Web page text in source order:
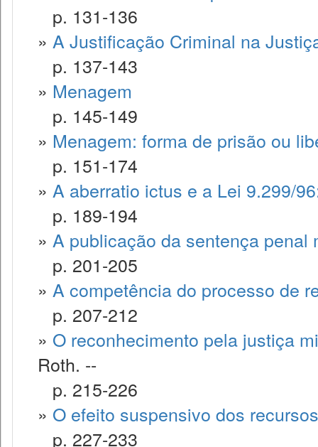
p. 131-136
» A Justificação Criminal na
p. 137-143
» Menagem
p. 145-149
» Menagem: forma de prisão ou
p. 151-174
» A aberratio ictus e a Lei 9.299/
p. 189-194
» A publicação da sentença penal
p. 201-205
» A competência do processo de
p. 207-212
» O reconhecimento pela justiça
Roth. --
p. 215-226
» O efeito suspensivo dos
p. 227-233